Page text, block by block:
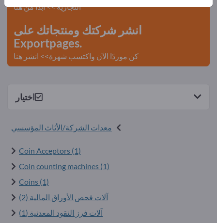
التجارية >> ابدأ من هنا
انشر شركتك ومنتجاتك على
Exportpages.
كن موردًا الآن واكتسب شهرة>> انشر هنا
اختيار
معدات الشركة/الأثاث المؤسسي
Coin Acceptors (1)
Coin counting machines (1)
Coins (1)
آلات فحص الأوراق المالية (2)
آلات فرز النقود المعدنية (1)